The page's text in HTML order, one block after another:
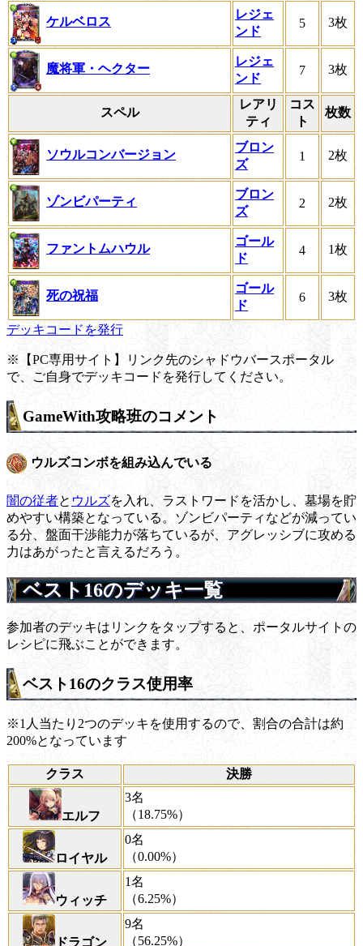
ケルベロス
レジェ
ンド
5 3枚
魔将軍・ヘクター
レジェ
ンド
7 3枚
スペル
レアリ
ティ
コス
ト
枚数
ソウルコンバージョン
ブロン
ズ
1 2枚
ゾンビパーティ
ブロン
ズ
2 2枚
ファントムハウル
ゴール
ド
4 1枚
死の祝福
ゴール
ド
6 3枚
デッキコードを発行
※【PC専用サイト】リンク先のシャドウバースポータル
で、ご自身でデッキコードを発行してください。
GameWith攻略班のコメント
ウルズコンボを組み込んでいる
闇の従者と ウルズを入れ、ラストワードを活かし、墓場を貯
めやすい構築となっている。ゾンビパーティなどが減ってい
る分、盤面干渉能力が落ちているが、アグレッシブに攻める
力はあがったと言えるだろう。
ベスト16のデッキ一覧
参加者のデッキはリンクをタップすると、ポータルサイトの
レシピに飛ぶことができます。
ベスト16のクラス使用率
※1人当たり2つのデッキを使用するので、割合の合計は約
200%となっています
クラス 決勝
エルフ
3名
（18.75%）
ロイヤル
0名
（0.00%）
ウィッチ
1名
（6.25%）
ドラゴン
9名
（56.25%）